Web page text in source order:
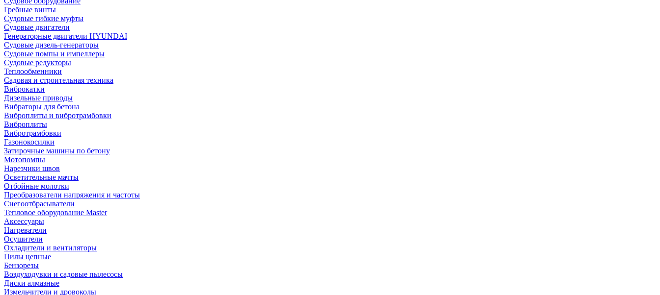
Гребные винты
Судовые гибкие муфты
Судовые двигатели
Генераторные двигатели HYUNDAI
Судовые дизель-генераторы
Судовые помпы и импеллеры
Судовые редукторы
Теплообменники
Садовая и строительная техника
Виброкатки
Дизельные приводы
Вибраторы для бетона
Виброплиты и вибротрамбовки
Виброплиты
Вибротрамбовки
Газонокосилки
Затирочные машины по бетону
Мотопомпы
Нарезчики швов
Осветительные мачты
Отбойные молотки
Преобразователи напряжения и частоты
Снегоотбрасыватели
Тепловое оборудование Master
Аксессуары
Нагреватели
Осушители
Охладители и вентиляторы
Пилы цепные
Бензорезы
Воздуходувки и садовые пылесосы
Диски алмазные
Измельчители и дровоколы